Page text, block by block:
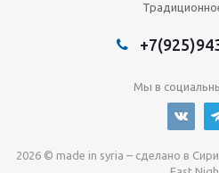
Мы в
2026 © made in syria – сделано в